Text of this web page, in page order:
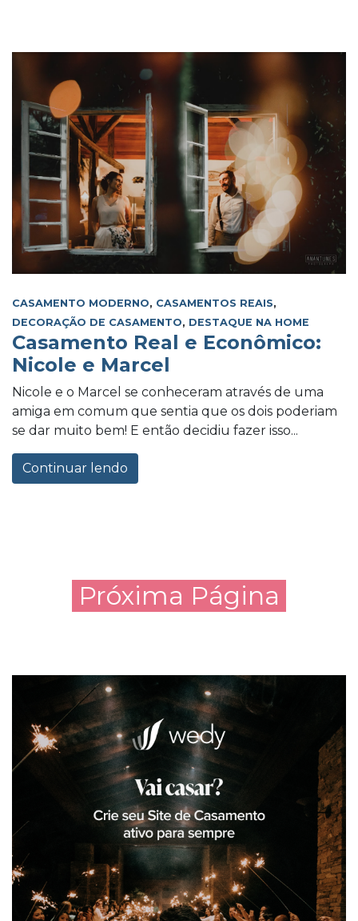
CASAMENTO MODERNO, CASAMENTOS REAIS,
DECORAÇÃO DE CASAMENTO, DESTAQUE NA HOME
Casamento Real e Econômico:
Nicole e Marcel
Nicole e o Marcel se conheceram através de uma
amiga em comum que sentia que os dois poderiam
se dar muito bem! E então decidiu fazer isso...
Continuar lendo
Próxima Página